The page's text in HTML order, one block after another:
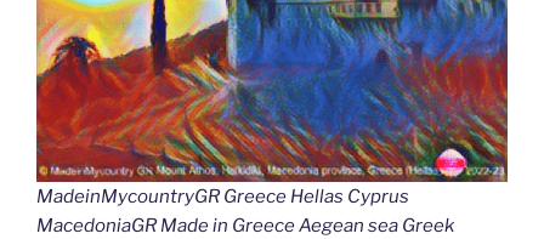
MadeinMycountryGR Greece Hellas Cyprus
MacedoniaGR Made in Greece Aegean sea Greek